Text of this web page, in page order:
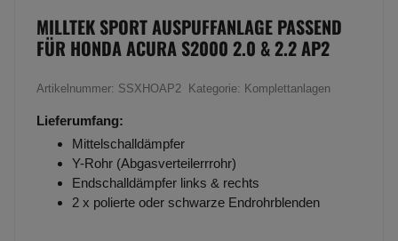
MILLTEK SPORT AUSPUFFANLAGE PASSEND
FÜR HONDA ACURA S2000 2.0 & 2.2 AP2
Artikelnummer: SSXHOAP2 Kategorie: Komplettanlagen
Lieferumfang:
Mittelschalldämpfer
Y-Rohr (Abgasverteilerrrohr)
Endschalldämpfer links & rechts
2 x polierte oder schwarze Endrohrblenden